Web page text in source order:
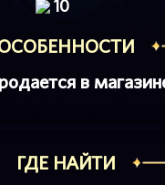
10
в
ГДЕ НАЙТИ